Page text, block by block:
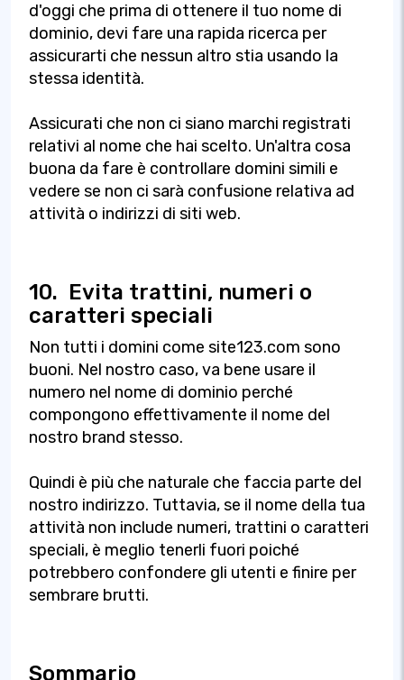
d'oggi che prima di ottenere il tuo nome di
dominio, devi fare una rapida ricerca per
assicurarti che nessun altro stia usando la
stessa identità.
Assicurati che non ci siano marchi registrati
relativi al nome che hai scelto. Un'altra cosa
buona da fare è controllare domini simili e
vedere se non ci sarà confusione relativa ad
attività o indirizzi di siti web.
10. Evita trattini, numeri o
caratteri speciali
Non tutti i domini come site123.com sono
buoni. Nel nostro caso, va bene usare il
numero nel nome di dominio perché
compongono effettivamente il nome del
nostro brand stesso.
Quindi è più che naturale che faccia parte del
nostro indirizzo. Tuttavia, se il nome della tua
attività non include numeri, trattini o caratteri
speciali, è meglio tenerli fuori poiché
potrebbero confondere gli utenti e finire per
sembrare brutti.
Sommario